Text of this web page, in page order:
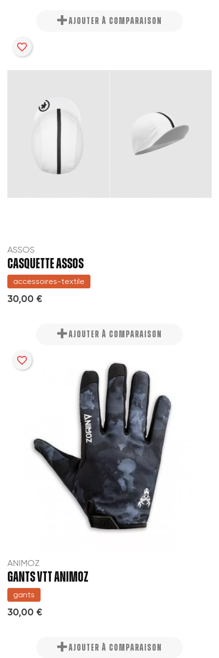
AJOUTER À COMPARAISON
ASSOS
CASQUETTE ASSOS
accessoires-textile
30,00 €
favorite_border
AJOUTER À COMPARAISON
ANIMOZ
GANTS VTT ANIMOZ
gants
30,00 €
favorite_border
AJOUTER À COMPARAISON